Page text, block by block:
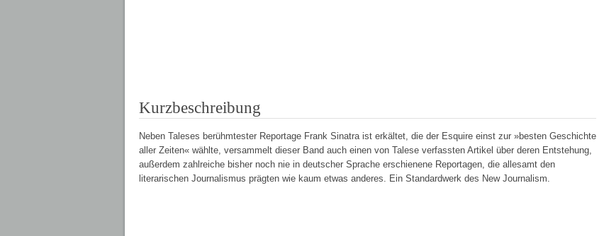
Kurzbeschreibung
Neben Taleses berühmtester Reportage Frank Sinatra ist erkältet, die der Esquire einst zur »besten Geschichte
aller Zeiten« wählte, versammelt dieser Band auch einen von Talese verfassten Artikel über deren Entstehung,
außerdem zahlreiche bisher noch nie in deutscher Sprache erschienene Reportagen, die allesamt den
literarischen Journalismus prägten wie kaum etwas anderes. Ein Standardwerk des New Journalism.